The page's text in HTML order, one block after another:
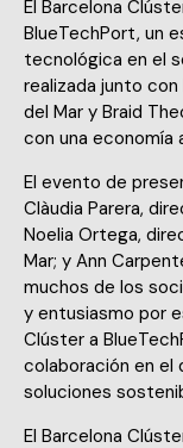
El Barcelona
BlueTechPort, un
tecnológica en el
realizada junto
del Mar y Braid
con una
El evento de
Clàudia Parera,
Noelia Ortega,
Mar; y Ann
muchos de los
y entusiasmo por
Clúster a
colaboración en el
soluciones
El Barcelona